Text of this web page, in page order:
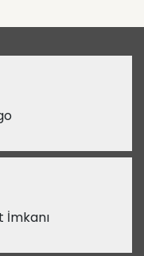
İmkanı